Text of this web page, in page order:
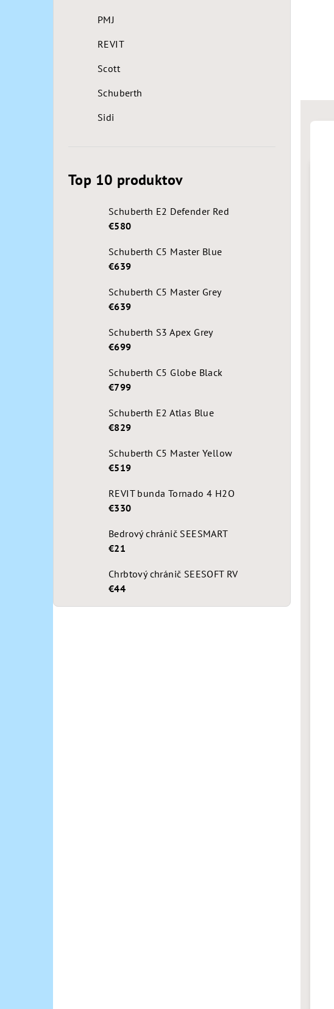
PMJ
REVIT
Scott
Schuberth
Sidi
Top 10 produktov
Schuberth E2 Defender Red
€580
Schuberth C5 Master Blue
€639
Schuberth C5 Master Grey
€639
Schuberth S3 Apex Grey
€699
Schuberth C5 Globe Black
€799
Schuberth E2 Atlas Blue
€829
Schuberth C5 Master Yellow
€519
REVIT bunda Tornado 4 H2O
€330
Bedrový chránič SEESMART
€21
Chrbtový chránič SEESOFT RV
€44